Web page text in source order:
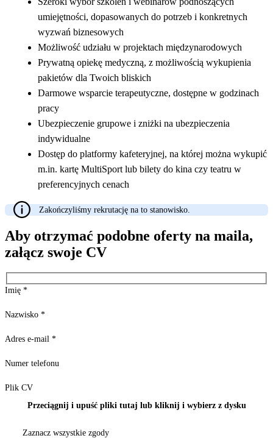
umiejętności, dopasowanych do potrzeb i konkretnych
wyzwań biznesowych
Możliwość udziału w projektach międzynarodowych
Prywatną opiekę medyczną, z możliwością wykupienia
pakietów dla Twoich bliskich
Darmowe wsparcie terapeutyczne, dostępne w godzinach
pracy
Ubezpieczenie grupowe i zniżki na ubezpieczenia
indywidualne
Dostęp do platformy kafeteryjnej, na której można wykupić
m.in. kartę MultiSport lub bilety do kina czy teatru w
preferencyjnych cenach
Zakończyliśmy rekrutację na to stanowisko.
Aby otrzymać podobne oferty na maila,
załącz swoje CV
Imię *
Nazwisko *
Adres e-mail *
Numer telefonu
Plik CV
Przeciągnij i upuść pliki tutaj lub kliknij i wybierz z dysku
Zaznacz wszystkie zgody